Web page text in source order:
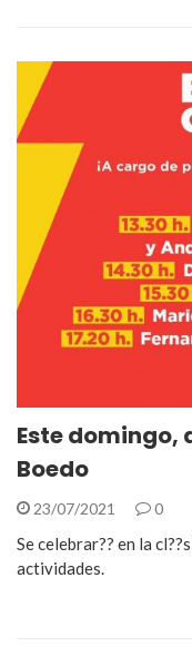
Este domingo,
Boedo
23/07/2021 0
Se celebrar?? en la
actividades.